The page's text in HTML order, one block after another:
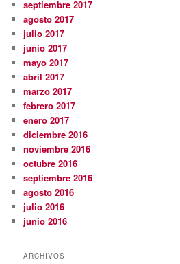
septiembre 2017
agosto 2017
julio 2017
junio 2017
mayo 2017
abril 2017
marzo 2017
febrero 2017
enero 2017
diciembre 2016
noviembre 2016
octubre 2016
septiembre 2016
agosto 2016
julio 2016
junio 2016
ARCHIVOS